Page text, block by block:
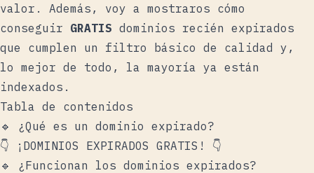
valor. Además, voy a mostraros cómo
conseguir GRATIS dominios recién expirados
que cumplen un filtro básico de calidad y,
lo mejor de todo, la mayoría ya están
indexados.
Tabla de contenidos
🔹 ¿Qué es un dominio expirado?
👇 ¡DOMINIOS EXPIRADOS GRATIS! 👇
🔹 ¿Funcionan los dominios expirados?